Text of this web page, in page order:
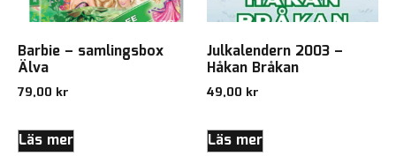
Barbie – samlingsbox
Älva
79,00 kr
Läs mer
Julkalendern 2003 –
Håkan Bråkan
49,00 kr
Läs mer